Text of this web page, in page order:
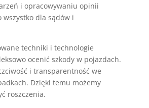
i opracowywaniu opinii
wszystko dla sądów i
techniki i technologie
ocenić szkody w pojazdach.
i transparentność we
Dzięki temu możemy
roszczenia.